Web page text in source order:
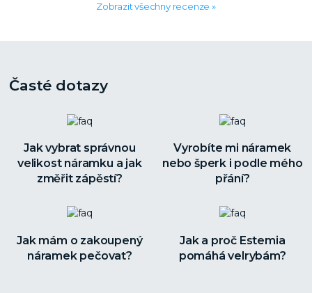
Zobrazit všechny recenze »
Časté dotazy
Jak vybrat správnou
velikost náramku a jak
změřit zápěstí?
Vyrobíte mi náramek
nebo šperk i podle mého
přání?
Jak mám o zakoupený
náramek pečovat?
Jak a proč Estemia
pomáhá velrybám?